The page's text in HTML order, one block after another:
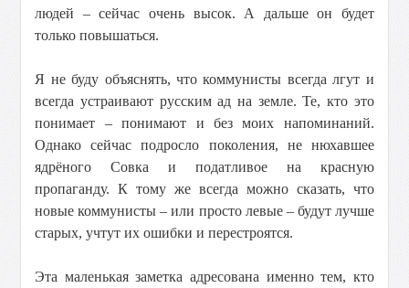
людей – сейчас очень высок. А дальше он будет
только повышаться.
Я не буду объяснять, что коммунисты всегда лгут и
всегда устраивают русским ад на земле. Те, кто это
понимает – понимают и без моих напоминаний.
Однако сейчас подросло поколения, не нюхавшее
ядрёного Совка и податливое на красную
пропаганду. К тому же всегда можно сказать, что
новые коммунисты – или просто левые – будут лучше
старых, учтут их ошибки и перестроятся.
Эта маленькая заметка адресована именно тем, кто